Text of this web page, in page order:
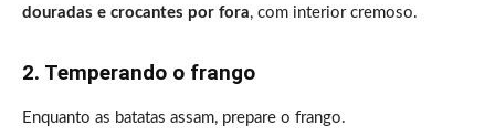
douradas e crocantes por fora, com interior cremoso.
2. Temperando o frango
Enquanto as batatas assam, prepare o frango.